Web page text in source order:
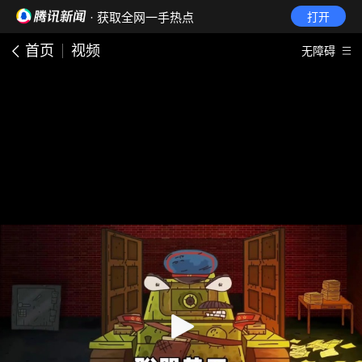
· 获取全网一手热点 打开
首页 视频 无障碍